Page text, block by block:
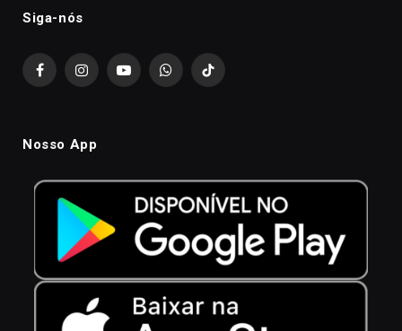
Siga-nós
FacebookInstagramYouTubeWhatsAppTikTok
Nosso App